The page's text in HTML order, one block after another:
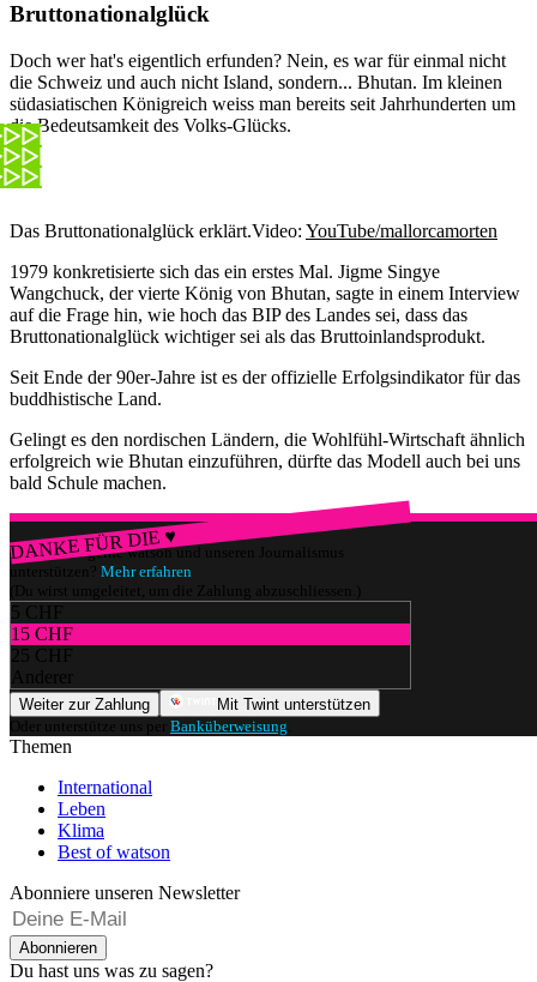
Bruttonationalglück
Doch wer hat's eigentlich erfunden? Nein, es war für einmal nicht
die Schweiz und auch nicht Island, sondern... Bhutan. Im kleinen
südasiatischen Königreich weiss man bereits seit Jahrhunderten um
die Bedeutsamkeit des Volks-Glücks.
Das Bruttonationalglück erklärt.Video: YouTube/mallorcamorten
1979 konkretisierte sich das ein erstes Mal. Jigme Singye
Wangchuck, der vierte König von Bhutan, sagte in einem Interview
auf die Frage hin, wie hoch das BIP des Landes sei, dass das
Bruttonationalglück wichtiger sei als das Bruttoinlandsprodukt.
Seit Ende der 90er-Jahre ist es der offizielle Erfolgsindikator für das
buddhistische Land.
Gelingt es den nordischen Ländern, die Wohlfühl-Wirtschaft ähnlich
erfolgreich wie Bhutan einzuführen, dürfte das Modell auch bei uns
bald Schule machen.
DANKE FÜR DIE ♥
Würdest du gerne watson und unseren Journalismus
unterstützen? Mehr erfahren
(Du wirst umgeleitet, um die Zahlung abzuschliessen.)
5 CHF
15 CHF
25 CHF
Anderer
Weiter zur Zahlung
Mit Twint unterstützen
Oder unterstütze uns per Banküberweisung
Themen
International
Leben
Klima
Best of watson
Abonniere unseren Newsletter
Abonnieren
Du hast uns was zu sagen?